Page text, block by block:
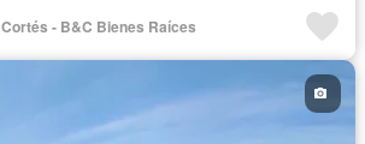
Cocina equipada
polivalente
Internet
Recámara con closet
Sauna Conserje
- B&C Bienes Raíces